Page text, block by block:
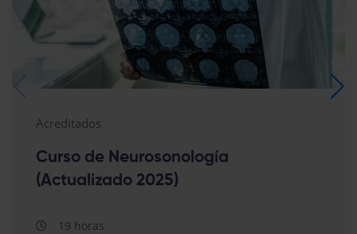
Acreditados
Curso de Neurosonología
(Actualizado 2025)
19 horas